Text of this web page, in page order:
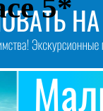
5*